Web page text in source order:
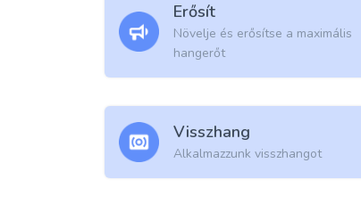
Erősít
Növelje és erősítse a maximális
hangerőt
Visszhang
Alkalmazzunk visszhangot